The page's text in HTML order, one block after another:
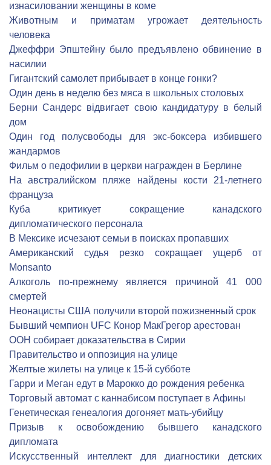
изнасиловании женщины в коме
Животным и приматам угрожает деятельность
человека
Джеффри Эпштейну было предъявлено обвинение в
насилии
Гигантский самолет прибывает в конце гонки?
Один день в неделю без мяса в школьных столовых
Берни Сандерс відвигает свою кандидатуру в белый
дом
Один год полусвободы для экс-боксера избившего
жандармов
Фильм о педофилии в церкви награжден в Берлине
На австралийском пляже найдены кости 21-летнего
француза
Куба критикует сокращение канадского
дипломатического персонала
В Мексике исчезают семьи в поисках пропавших
Американский судья резко сокращает ущерб от
Monsanto
Алкоголь по-прежнему является причиной 41 000
смертей
Неонацисты США получили второй пожизненный срок
Бывший чемпион UFC Конор МакГрегор арестован
ООН собирает доказательства в Сирии
Правительство и оппозиция на улице
Желтые жилеты на улице к 15-й субботе
Гарри и Меган едут в Марокко до рождения ребенка
Торговый автомат с каннабисом поступает в Афины
Генетическая генеалогия догоняет мать-убийцу
Призыв к освобождению бывшего канадского
дипломата
Искусственный интеллект для диагностики детских